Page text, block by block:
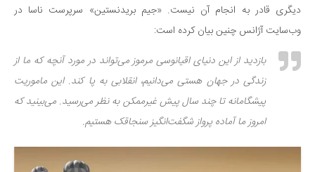
دیگری قادر به انجام آن نیست. «جیم بریدنستین» سرپرست ناسا در
وب‌سایت آژانس چنین بیان کرده است:
بازدید از این دنیای اقیانوسی مرموز می‌تواند در مورد آنچه که ما از
زندگی در جهان هستی می‌دانیم، انقلابی به پا کند. این ماموریت
پیشگامانه تا چند سال پیش غیرممکن به نظر می‌رسید. می‌بینید که
امروز ما آماده پرواز شگفت‌انگیز سنجاقک هستیم.